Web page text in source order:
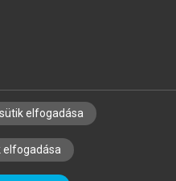
KÖNYVTÁROSOKNAK
ALAPELVEK
elfogadása
elfogadása